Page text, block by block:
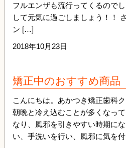
フルエンザも流行ってくるので
して元気に過ごしましょう！！
ン […]
2018年10月23日
矯正中のおすすめ商品
こんにちは。あかつき矯正歯科
朝晩と冷え込むことが多くなっ
なり、風邪を引きやすい時期に
い、手洗いを行い、風邪に気を